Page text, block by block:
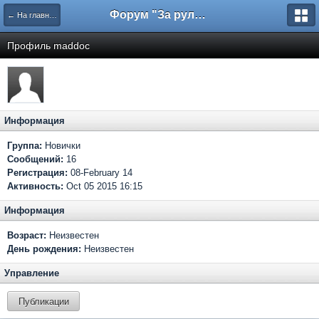
← На главную Форум "За рулем"
Профиль maddoc
Информация
Группа: Новички
Сообщений: 16
Регистрация: 08-February 14
Активность: Oct 05 2015 16:15
Информация
Возраст: Неизвестен
День рождения: Неизвестен
Управление
Публикации